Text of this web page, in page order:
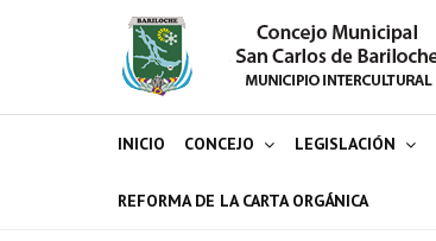
INICIO CONCEJO LEGISLACIÓN
REFORMA DE LA CARTA ORGÁNICA